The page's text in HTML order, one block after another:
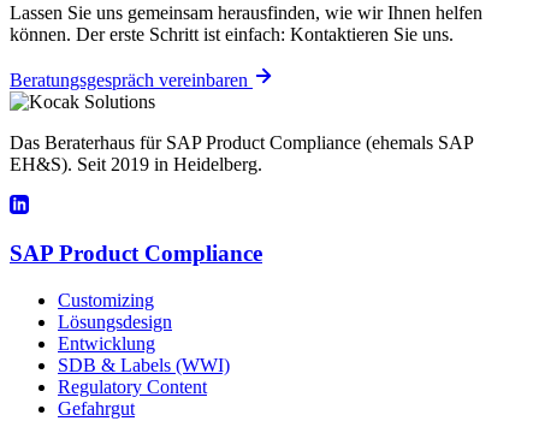
Lassen Sie uns gemeinsam herausfinden, wie wir Ihnen helfen
können. Der erste Schritt ist einfach: Kontaktieren Sie uns.
Beratungsgespräch vereinbaren
Das Beraterhaus für SAP Product Compliance (ehemals SAP
EH&S). Seit 2019 in Heidelberg.
SAP Product Compliance
Customizing
Lösungsdesign
Entwicklung
SDB & Labels (WWI)
Regulatory Content
Gefahrgut